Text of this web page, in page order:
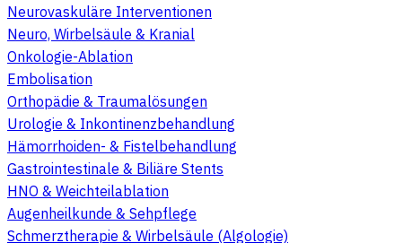
Neurovaskuläre Interventionen
Neuro, Wirbelsäule & Kranial
Onkologie-Ablation
Embolisation
Orthopädie & Traumalösungen
Urologie & Inkontinenzbehandlung
Hämorrhoiden- & Fistelbehandlung
Gastrointestinale & Biliäre Stents
HNO & Weichteilablation
Augenheilkunde & Sehpflege
Schmerztherapie & Wirbelsäule (Algologie)